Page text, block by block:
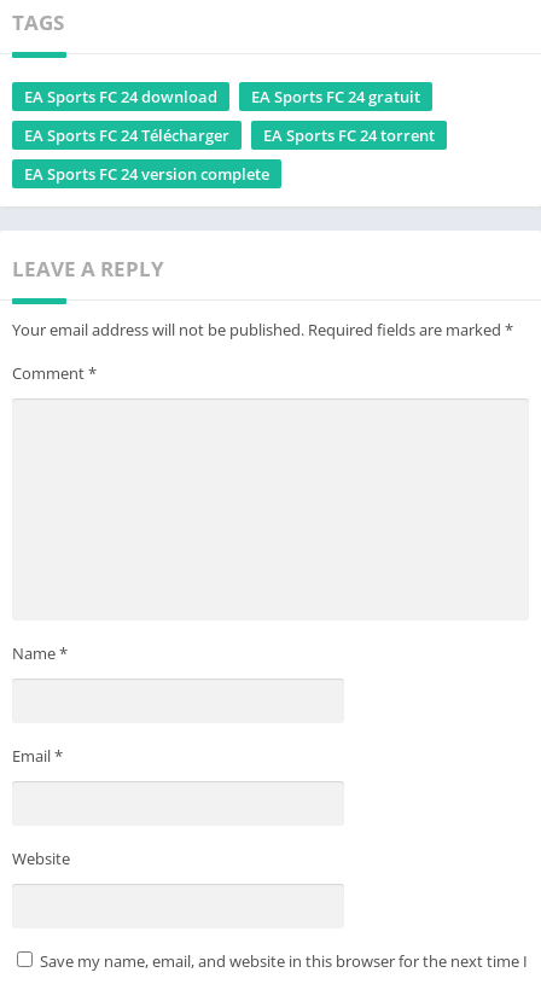
TAGS
EA Sports FC 24 download
EA Sports FC 24 gratuit
EA Sports FC 24 Télécharger
EA Sports FC 24 torrent
EA Sports FC 24 version complete
LEAVE A REPLY
Your email address will not be published. Required fields are marked *
Comment*
Name*
Email*
Website
Save my name, email, and website in this browser for the next time I